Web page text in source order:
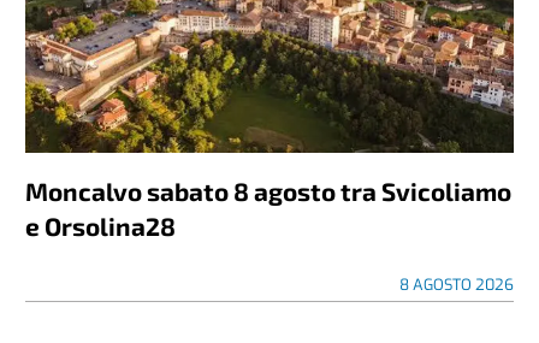
Moncalvo sabato 8 agosto tra Svicoliamo
e Orsolina28
8 AGOSTO 2026